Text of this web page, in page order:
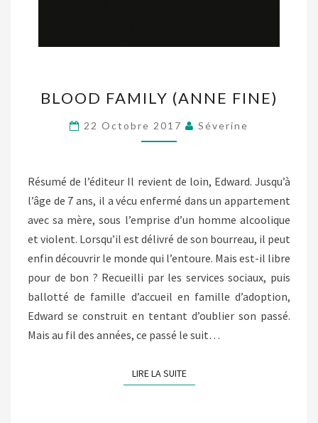
FAMILY
(ANNE
FINE)
BLOOD FAMILY (ANNE FINE)
22 Octobre 2017 Séverine
Résumé de l’éditeur Il revient de loin, Edward. Jusqu’à
l’âge de 7 ans, il a vécu enfermé dans un appartement
avec sa mère, sous l’emprise d’un homme alcoolique
et violent. Lorsqu’il est délivré de son bourreau, il peut
enfin découvrir le monde qui l’entoure. Mais est-il libre
pour de bon ? Recueilli par les services sociaux, puis
ballotté de famille d’accueil en famille d’adoption,
Edward se construit en tentant d’oublier son passé.
Mais au fil des années, ce passé le suit…
LIRE LA SUITELIRE LA SUITE